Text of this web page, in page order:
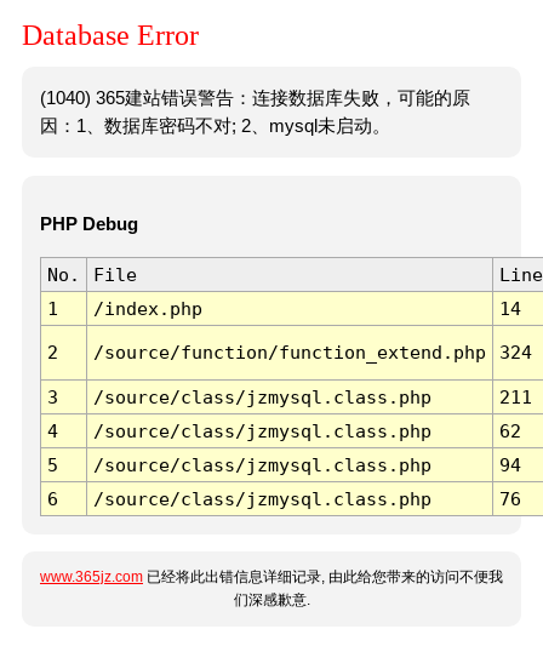
Database Error
(1040) 365建站错误警告：连接数据库失败，可能的原
因：1、数据库密码不对; 2、mysql未启动。
PHP Debug
No. File
Line
1
/index.php 14
2 /source/function/function_extend.php 324
3 /source/class/jzmysql.class.php
211
4
/source/class/jzmysql.class.php
62
5
/source/class/jzmysql.class.php
94
6
/source/class/jzmysql.class.php 76
www.365jz.com 已经将此出错信息详细记录, 由此给您带来的访问不便我
们深感歉意.